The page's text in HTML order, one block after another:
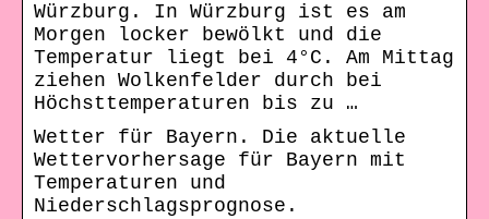
Würzburg. In Würzburg ist es am
Morgen locker bewölkt und die
Temperatur liegt bei 4°C. Am Mittag
ziehen Wolkenfelder durch bei
Höchsttemperaturen bis zu …
Wetter für Bayern. Die aktuelle
Wettervorhersage für Bayern mit
Temperaturen und
Niederschlagsprognose.